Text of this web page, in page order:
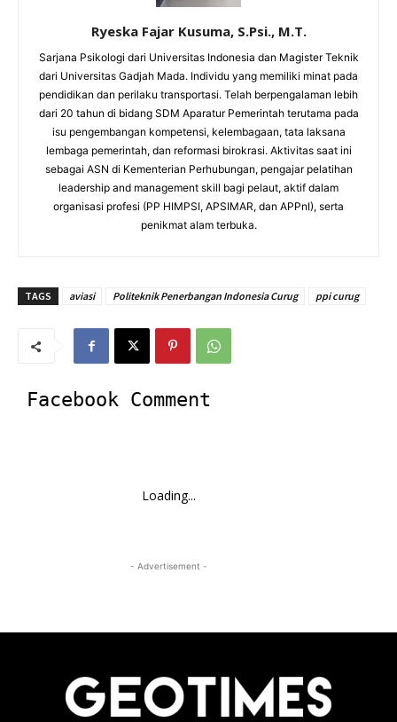
Ryeska Fajar Kusuma, S.Psi., M.T.
Sarjana Psikologi dari Universitas Indonesia dan Magister Teknik
dari Universitas Gadjah Mada. Individu yang memiliki minat pada
pendidikan dan perilaku transportasi. Telah berpengalaman lebih
dari 20 tahun di bidang SDM Aparatur Pemerintah terutama pada
isu pengembangan kompetensi, kelembagaan, tata laksana
lembaga pemerintah, dan reformasi birokrasi. Aktivitas saat ini
sebagai ASN di Kementerian Perhubungan, pengajar pelatihan
leadership and management skill bagi pelaut, aktif dalam
organisasi profesi (PP HIMPSI, APSIMAR, dan APPnI), serta
penikmat alam terbuka.
TAGS aviasi Politeknik Penerbangan Indonesia Curug ppi curug
Facebook Comment
Loading...
- Advertisement -